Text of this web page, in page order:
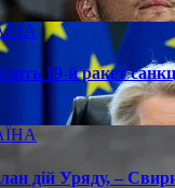
19-й ракет
дій Уряду, –